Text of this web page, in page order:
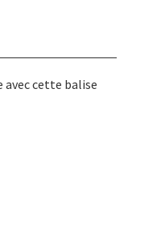
avec cette balise